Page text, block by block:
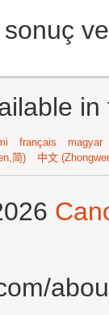
français
magyar
简) 中文